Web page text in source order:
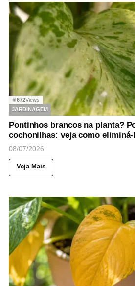
◉672Views
JARDINAGEM
Pontinhos brancos na planta?
cochonilhas: veja como eliminá-
08/07/2026
Veja Mais